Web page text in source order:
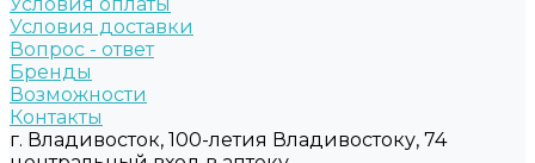
Условия доставки
Вопрос - ответ
Бренды
Возможности
Контакты
г. Владивосток, 100-летия Владивостоку, 74